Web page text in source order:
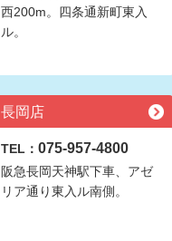
西200m。四条通新町東入
ル。
長岡店
TEL： 075-957-4800
阪急長岡天神駅下車、アゼ
リア通り東入ル南側。